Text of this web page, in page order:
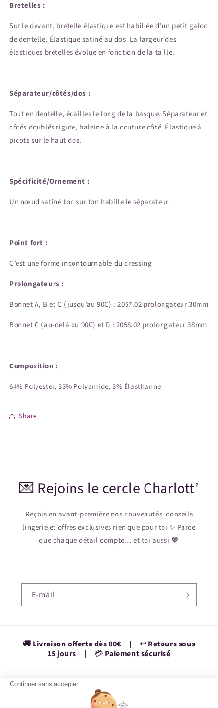
Continuer sans accepter
Bretelles :
Sur le devant, bretelle élastique est habillée d’un petit galon
de dentelle. Élastique satiné au dos. La largeur des
élastiques bretelles évolue en fonction de la taille.
Séparateur/côtés/dos :
Tout en dentelle, écailles le long de la basque. Séparateur et
côtés doublés rigide, baleine à la couture côté. Élastique à
picots sur le haut dos.
Spécificité/Ornement :
Un nœud satiné ton sur ton habille le séparateur
Point fort :
C’est une forme incontournable du dressing
Prolongateurs :
Bonnet A, B et C (jusqu’au 90C) : 2057.02 prolongateur 30mm
Bonnet C (au-delà du 90C) et D : 2058.02 prolongateur 38mm
Composition :
64% Polyester, 33% Polyamide, 3% Élasthanne
Share
💌 Rejoins le cercle Charlott’
Reçois en avant-première nos nouveautés, conseils
lingerie et offres exclusives rien que pour toi ✨ Parce
que chaque détail compte… et toi aussi 💖
E-mail
🚚 Livraison offerte dès 80€ | ↩️ Retours sous
15 jours | 💳 Paiement sécurisé
InstagramYouTube